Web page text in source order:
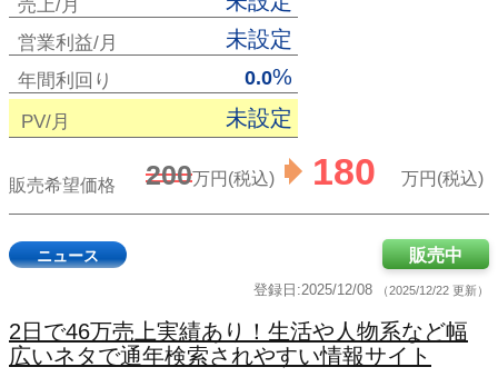
売上/月
営業利益/月 未設定
年間利回り 0.0%
PV/月 未設定
販売希望価格 200万円(税込) 180 万円(税込)
ニュース
登録日:2025/12/08 （2025/12/22 更新）
販売中
2日で46万売上実績あり！生活や人物系など幅
広いネタで通年検索されやすい情報サイト